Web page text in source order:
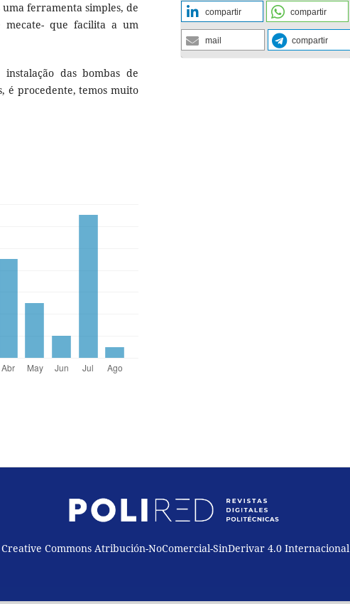
ferramenta simples, de
mecate- que facilita a um
das bombas de
é procedente, temos muito
compartir compartir
mail compartir
Commons Atribución-NoComercial-SinDerivar 4.0 Internacional